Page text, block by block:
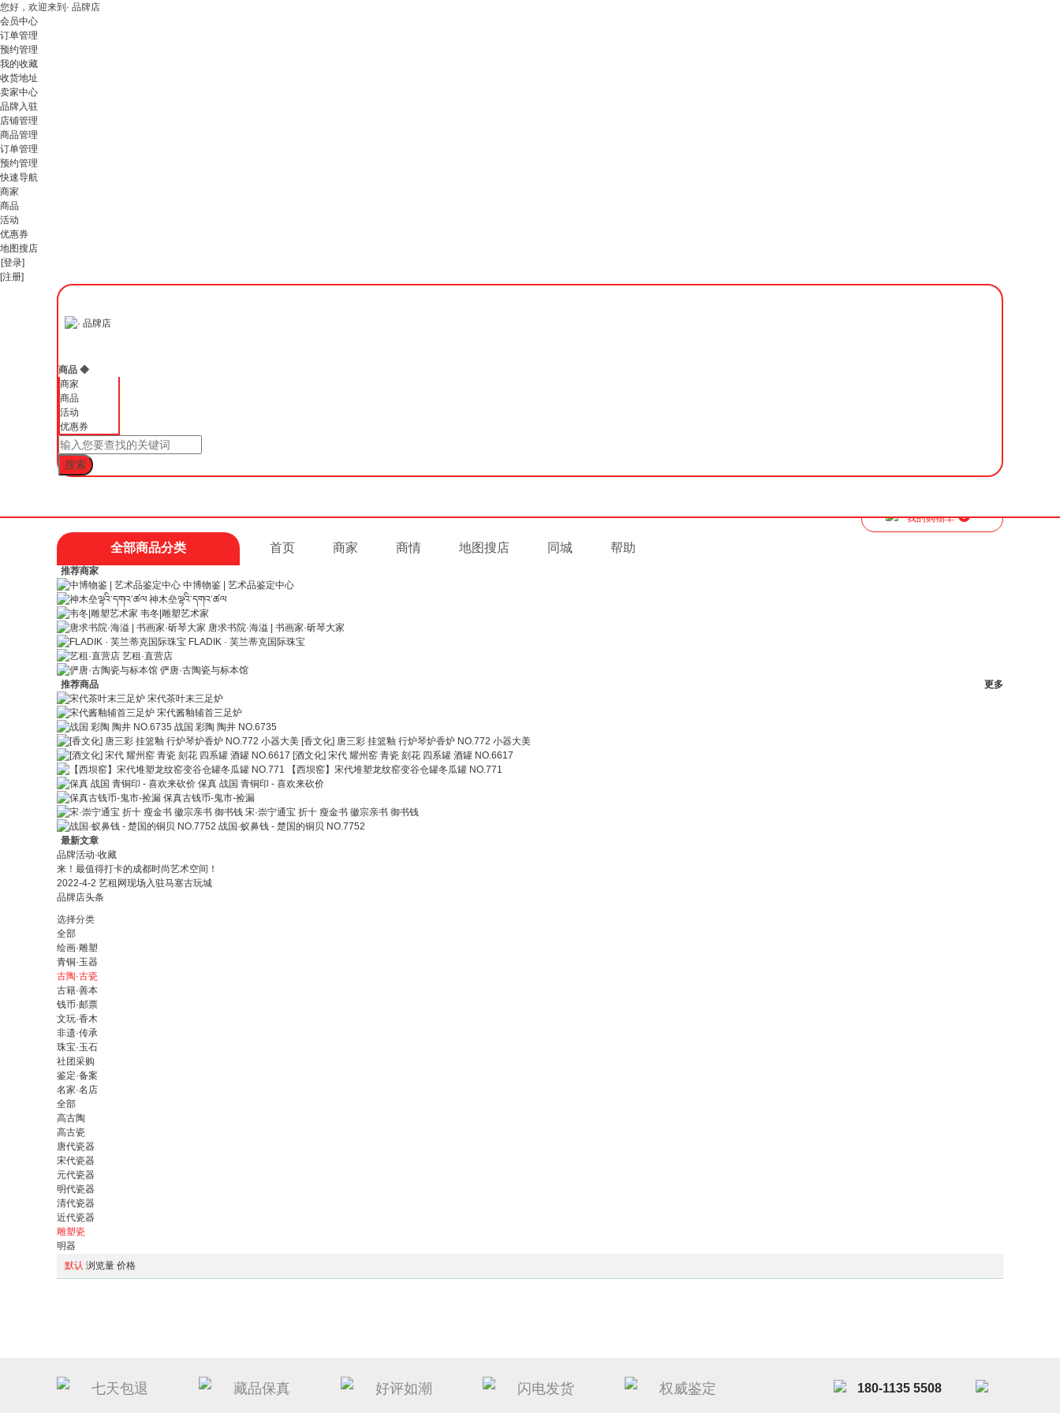
您好，欢迎来到· 品牌店
会员中心
订单管理
预约管理
我的收藏
收货地址
卖家中心
品牌入驻
店铺管理
商品管理
订单管理
预约管理
快速导航
商家
商品
活动
优惠券
地图搜店
[登录]
[注册]
商品 ◆
商家
商品
活动
优惠券
我的购物车 0
全部商品分类 首页 商家 商情 地图搜店 同城 帮助
推荐商家
中博物鉴 | 艺术品鉴定中心
神木垒ལྷའི་དགའ་ཚལ
韦冬|雕塑艺术家
唐求书院·海溢 | 书画家·斫琴大家
FLADIK · 芙兰蒂克国际珠宝
艺租·直营店
俨唐·古陶瓷与标本馆
推荐商品
更多
宋代茶叶末三足炉
宋代酱釉辅首三足炉
战国 彩陶 陶井 NO.6735
[香文化] 唐三彩 挂篮釉 行炉琴炉香炉 NO.772 小器大美
[酒文化] 宋代 耀州窑 青瓷 刻花 四系罐 酒罐 NO.6617
【西坝窑】宋代堆塑龙纹窑变谷仓罐冬瓜罐 NO.771
保真 战国 青铜印 - 喜欢来砍价
保真古钱币-鬼市-捡漏
宋·崇宁通宝 折十 瘦金书 徽宗亲书 御书钱
战国·蚁鼻钱 - 楚国的铜贝 NO.7752
最新文章
品牌活动·收藏
来！最值得打卡的成都时尚艺术空间！
2022-4-2 艺租网现场入驻马塞古玩城
品牌店头条
选择分类
全部
绘画·雕塑
青铜·玉器
古陶·古瓷
古籍·善本
钱币·邮票
文玩·香木
非遗·传承
珠宝·玉石
社团采购
鉴定·备案
名家·名店
全部
高古陶
高古瓷
唐代瓷器
宋代瓷器
元代瓷器
明代瓷器
清代瓷器
近代瓷器
雕塑瓷
明器
默认 浏览量 价格
七天包退 藏品保真 好评如潮 闪电发货 权威鉴定 180-1135 5508